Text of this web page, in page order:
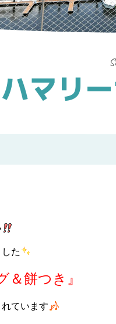
マリ
た
＆餅つき』
ています